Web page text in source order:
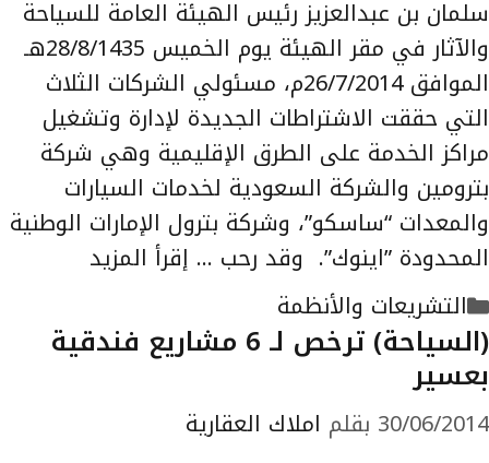
سلمان بن عبدالعزيز رئيس ‏الهيئة العامة للسياحة
والآثار في مقر الهيئة يوم الخميس 28/8/1435هـ
الموافق 26/7/2014م، مسئولي ‏الشركات الثلاث
التي حققت الاشتراطات الجديدة لإدارة وتشغيل
مراكز ‏الخدمة على الطرق الإقليمية وهي شركة
بترومين والشركة السعودية لخدمات ‏السيارات
والمعدات “ساسكو”، وشركة بترول الإمارات الوطنية
المحدودة ‏‏”اينوك”. ‏ وقد رحب … إقرأ المزيد
التصنيفات
التشريعات والأنظمة
(السياحة) ترخص لـ 6 مشاريع فندقية
بعسير
30/06/2014 بقلم املاك العقارية